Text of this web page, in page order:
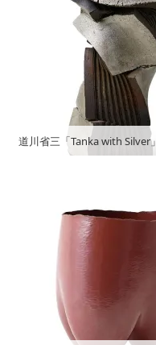
道川省三「Tanka with Silver」